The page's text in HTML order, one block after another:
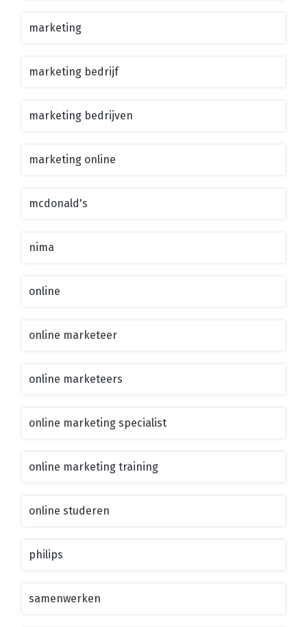
marketing
marketing bedrijf
marketing bedrijven
marketing online
mcdonald's
nima
online
online marketeer
online marketeers
online marketing specialist
online marketing training
online studeren
philips
samenwerken